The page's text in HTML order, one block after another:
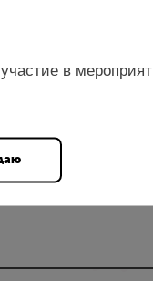
ФГБОУ ВО
имени Н. И.
в